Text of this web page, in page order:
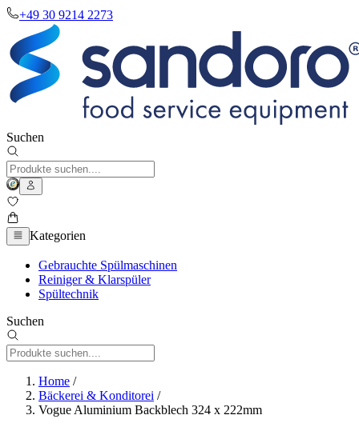
+49 30 9214 2273
Suchen
Kategorien
Gebrauchte Spülmaschinen
Reiniger & Klarspüler
Spültechnik
Suchen
Home /
Bäckerei & Konditorei /
Vogue Aluminium Backblech 324 x 222mm